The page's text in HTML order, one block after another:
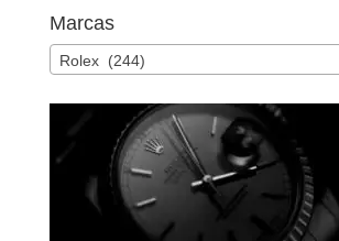
Marcas
Rolex (244)